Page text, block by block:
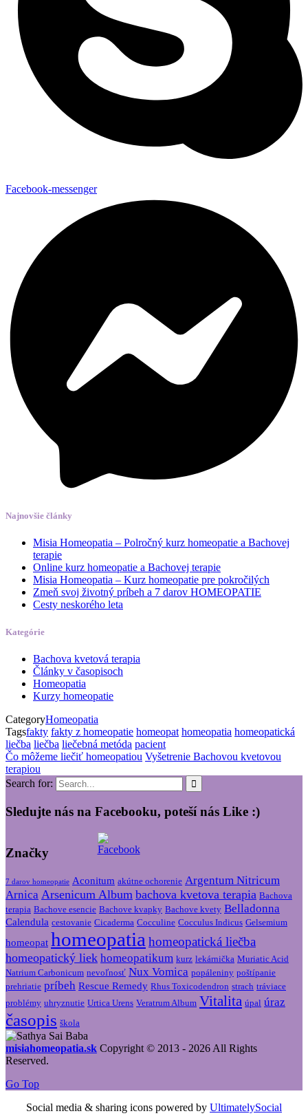
Facebook-messenger
Najnovšie články
Misia Homeopatia – Polročný kurz homeopatie a Bachovej
terapie
Online kurz homeopatie a Bachovej terapie
Misia Homeopatia – Kurz homeopatie pre pokročilých
Zmeň svoj životný príbeh a 7 darov HOMEOPATIE
Cesty neskorého leta
Kategórie
Bachova kvetová terapia
Články v časopisoch
Homeopatia
Kurzy homeopatie
CategoryHomeopatia
Tagsfakty fakty z homeopatie homeopat homeopatia homeopatická
liečba liečba liečebná metóda pacient
Čo môžeme liečiť homeopatiou Vyšetrenie Bachovou kvetovou
terapiou
Search for:
Sledujte nás na Facebooku, poteší nás Like :)
Značky
7 darov homeopatie Aconitum akútne ochorenie Argentum Nitricum
Arnica Arsenicum Album bachova kvetova terapia Bachova
terapia Bachove esencie Bachove kvapky Bachove kvety Belladonna
Calendula cestovanie Cicaderma Cocculine Cocculus Indicus Gelsemium
homeopat homeopatia homeopatická liečba
homeopatický liek homeopatikum kurz lekárnička Muriatic Acid
Natrium Carbonicum nevoľnosť Nux Vomica popáleniny poštípanie
prehriatie príbeh Rescue Remedy Rhus Toxicodendron strach tráviace
problémy uhryznutie Urtica Urens Veratrum Album Vitalita úpal úraz
časopis škola
misiahomeopatia.sk Copyright © 2013 - 2026 All Rights
Reserved.
Go Top
Social media & sharing icons powered by UltimatelySocial